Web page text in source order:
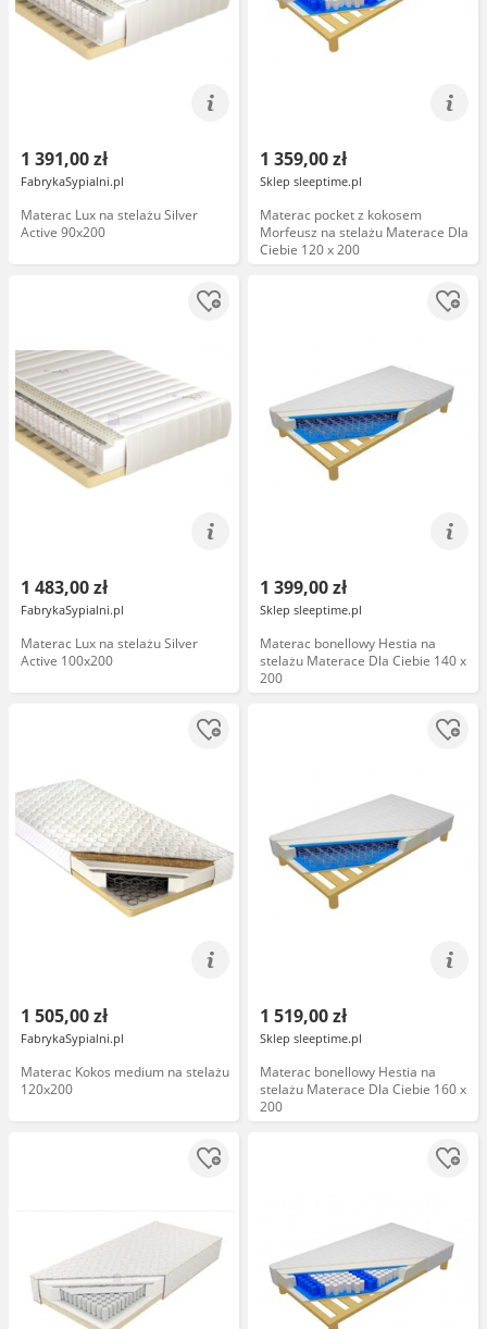
1 391,00 zł
FabrykaSypialni.pl
Materac Lux na stelażu Silver
Active 90x200
1 359,00 zł
Sklep sleeptime.pl
Materac pocket z kokosem
Morfeusz na stelażu Materace Dla
Ciebie 120 x 200
1 483,00 zł
FabrykaSypialni.pl
Materac Lux na stelażu Silver
Active 100x200
1 399,00 zł
Sklep sleeptime.pl
Materac bonellowy Hestia na
stelażu Materace Dla Ciebie 140 x
200
1 505,00 zł
FabrykaSypialni.pl
Materac Kokos medium na stelażu
120x200
1 519,00 zł
Sklep sleeptime.pl
Materac bonellowy Hestia na
stelażu Materace Dla Ciebie 160 x
200